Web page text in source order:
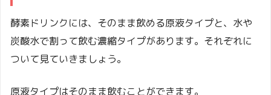
酵素ドリンクには、そのまま飲める原液タイプと、水や
炭酸水で割って飲む濃縮タイプがあります。それぞれに
ついて見ていきましょう。
原液タイプはそのまま飲むことができます。